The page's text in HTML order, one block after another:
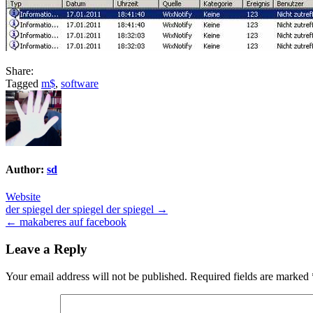
Share:
Tagged m$, software
Author: sd
Website
Post
navigation
der spiegel der spiegel der spiegel →
← makaberes auf facebook
Leave a Reply
Your email address will not be published. Required fields are marked